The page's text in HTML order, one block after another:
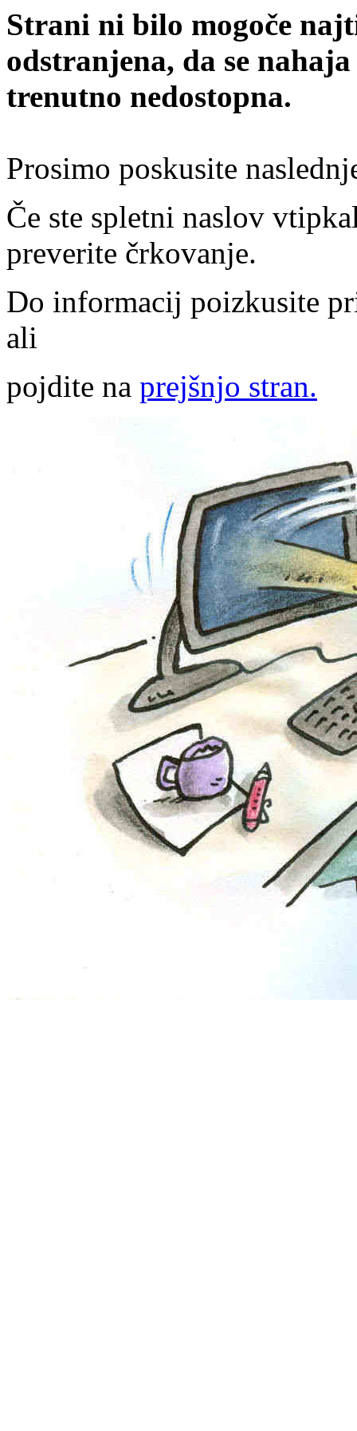
Strani ni bilo mogoče
odstranjena, da se
trenutno nedostopna.
Prosimo poskusite
Če ste spletni naslov
preverite črkovanje.
Do informacij poizkusite
ali
pojdite na prejšnjo stran.